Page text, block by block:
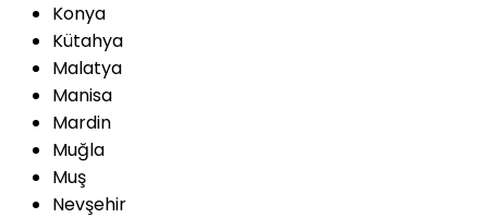
Konya
Kütahya
Malatya
Manisa
Mardin
Muğla
Muş
Nevşehir